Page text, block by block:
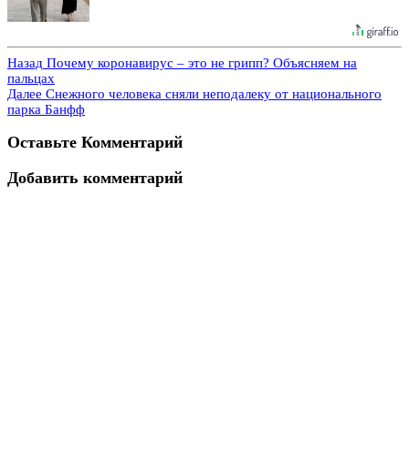
Назад Почему коронавирус – это не грипп? Объясняем на
пальцах
Далее Снежного человека сняли неподалеку от национального
парка Банфф
Оставьте Комментарий
Добавить комментарий